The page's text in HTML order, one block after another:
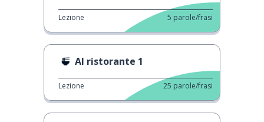
Lezione 5 parole/frasi
Al ristorante 1
Lezione 25 parole/frasi